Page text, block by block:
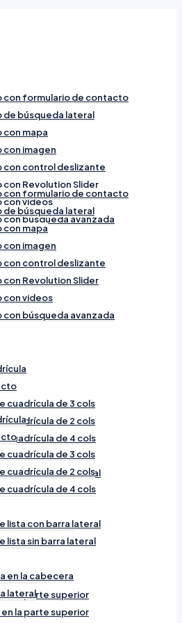
con formulario de contacto
de búsqueda lateral
con mapa
con imagen
con control deslizante
con Revolution Slider
con videos
con búsqueda avanzada
cuadrícula de 3 cols
cuadrícula de 2 cols
cuadrícula de 4 cols
lista con barra lateral
lista sin barra lateral
en la cabecera
lateral
la parte superior
la parte superior
con formulario de contacto
de búsqueda lateral
con mapa
con imagen
con control deslizante
con Revolution Slider
con videos
con búsqueda avanzada
cuadrícula de 3 cols
cuadrícula de 2 cols
cuadrícula de 4 cols
lista con barra lateral
lista sin barra lateral
en la cabecera
lateral